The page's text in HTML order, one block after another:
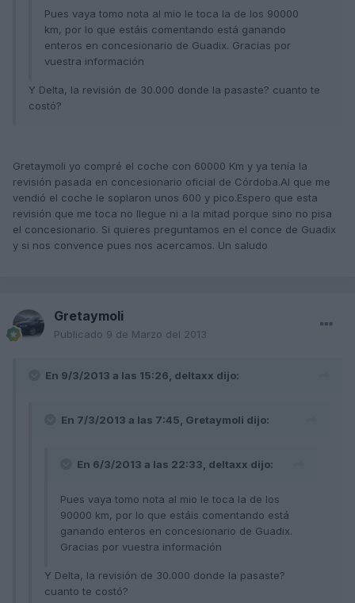
Pues vaya tomo nota al mio le toca la de los 90000
km, por lo que estáis comentando está ganando
enteros en concesionario de Guadix. Gracias por
vuestra información
Y Delta, la revisión de 30.000 donde la pasaste? cuanto te
costó?
Gretaymoli yo compré el coche con 60000 Km y ya tenía la
revisión pasada en concesionario oficial de Córdoba.Al que me
vendió el coche le soplaron unos 600 y pico.Espero que esta
revisión que me toca no llegue ni a la mitad porque sino no pisa
el concesionario. Si quieres preguntamos en el conce de Guadix
y si nos convence pues nos acercamos. Un saludo
Gretaymoli
Publicado 9 de Marzo del 2013
En 9/3/2013 a las 15:26, deltaxx dijo:
En 7/3/2013 a las 7:45, Gretaymoli dijo:
En 6/3/2013 a las 22:33, deltaxx dijo:
Pues vaya tomo nota al mio le toca la de los
90000 km, por lo que estáis comentando está
ganando enteros en concesionario de Guadix.
Gracias por vuestra información
Y Delta, la revisión de 30.000 donde la pasaste?
cuanto te costó?